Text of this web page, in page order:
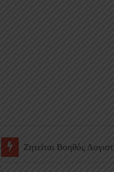
Ζητείται Υπάλληλος